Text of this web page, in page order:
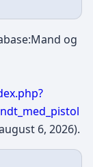
og
6, 2026).